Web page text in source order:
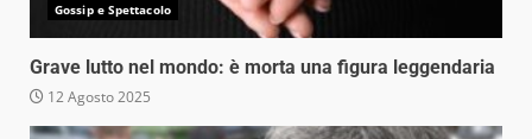
Gossip e Spettacolo
Grave lutto nel mondo: è morta una figura leggendaria
12 Agosto 2025